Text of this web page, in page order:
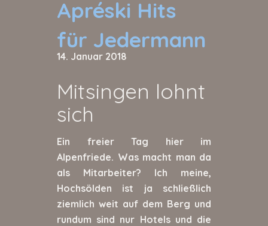
Apréski Hits
für Jedermann
14. Januar 2018
Mitsingen lohnt
sich
Ein freier Tag hier im
Alpenfriede. Was macht man da
als Mitarbeiter? Ich meine,
Hochsölden ist ja schließlich
ziemlich weit auf dem Berg und
rundum sind nur Hotels und die